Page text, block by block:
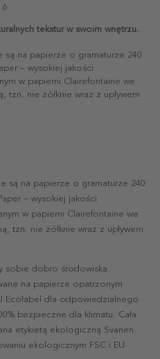
tekstur w swoim wnętrzu.
są na papierze o gramaturze 240
– wysokiej jakości
w papierni Clairefontaine we
tzn. nie żółknie wraz z upływem
są na papierze o gramaturze 240
– wysokiej jakości
w papierni Clairefontaine we
tzn. nie żółknie wraz z upływem
sobie dobro środowiska.
na papierze opatrzonym
Ecolabel dla odpowiedzialnego
bezpieczne dla klimatu. Cała
etykietą ekologiczną Svanen.
ekologicznym FSC i EU